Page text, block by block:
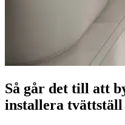
Så går det till att
installera tvättställ